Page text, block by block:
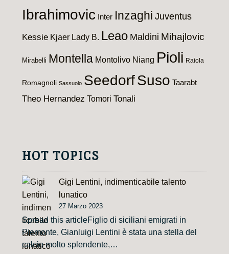
Ibrahimovic Inter Inzaghi Juventus
Kessie Kjaer Lady B. Leao Maldini Mihajlovic
Mirabelli Montella Montolivo Niang Pioli Raiola
Romagnoli Sassuolo SeedorfSuso Taarabt
Theo Hernandez Tomori Tonali
HOT TOPICS
Gigi Lentini, indimenticabile talento
lunatico
27 Marzo 2023
Spread this articleFiglio di siciliani emigrati in
Piemonte, Gianluigi Lentini è stata una stella del
calcio molto splendente,…